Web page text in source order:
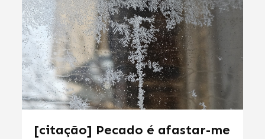
[citação] Pecado é afastar-me